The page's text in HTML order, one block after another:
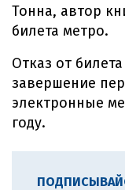
Тонна, автор
билета метро.
Отказ от
завершение
электронные
году.